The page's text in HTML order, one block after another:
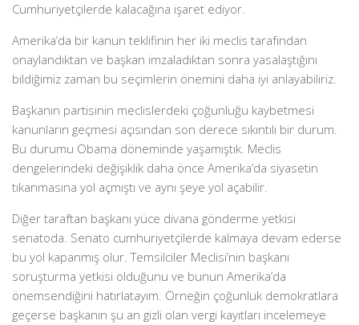
Cumhuriyetçilerde kalacağına işaret ediyor.
Amerika’da bir kanun teklifinin her iki meclis tarafından
onaylandıktan ve başkan imzaladıktan sonra yasalaştığını
bildiğimiz zaman bu seçimlerin önemini daha iyi anlayabiliriz.
Başkanın partisinin meclislerdeki çoğunluğu kaybetmesi
kanunların geçmesi açısından son derece sıkıntılı bir durum.
Bu durumu Obama döneminde yaşamıştık. Meclis
dengelerindeki değişiklik daha önce Amerika’da siyasetin
tıkanmasına yol açmıştı ve aynı şeye yol açabilir.
Diğer taraftan başkanı yüce divana gönderme yetkisi
senatoda. Senato cumhuriyetçilerde kalmaya devam ederse
bu yol kapanmış olur. Temsilciler Meclisi’nin başkanı
soruşturma yetkisi olduğunu ve bunun Amerika’da
önemsendiğini hatırlatayım. Örneğin çoğunluk demokratlara
geçerse başkanın şu an gizli olan vergi kayıtları incelemeye